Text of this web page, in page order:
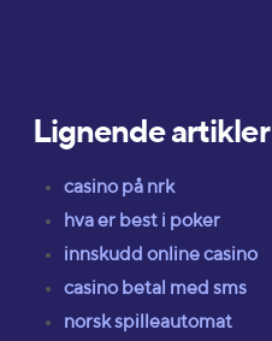
Lignende artikler
casino på nrk
hva er best i poker
innskudd online casino
casino betal med sms
norsk spilleautomat